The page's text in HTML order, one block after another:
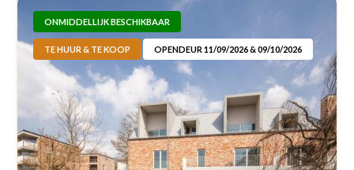
ONMIDDELLIJK BESCHIKBAAR
TE HUUR & TE KOOP OPENDEUR 11/09/2026 & 09/10/2026